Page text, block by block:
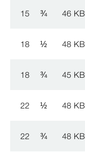
15 ¾ 46 KB
18 ½ 48 KB
18 ¾ 45 KB
22 ½ 48 KB
22 ¾ 48 KB